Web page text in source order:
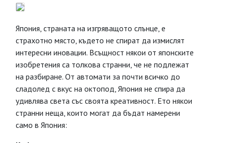
Япония, страната на изгряващото слънце, е
страхотно място, където не спират да измислят
интересни иновации. Всъщност някои от японските
изобретения са толкова странни, че не подлежат
на разбиране. От автомати за почти всичко до
сладолед с вкус на октопод, Япония не спира да
удивлява света със своята креативност. Ето някои
странни неща, които могат да бъдат намерени
само в Япония: